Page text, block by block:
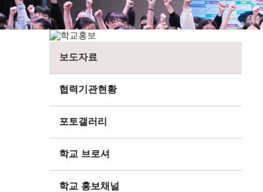
전경사진
보도자료
협력기관현황
포토갤러리
학교 브로셔
학교 홍보채널